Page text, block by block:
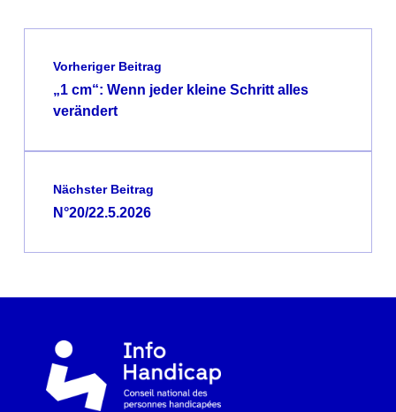
Beitragsnavigation
Vorheriger Beitrag
„1 cm“: Wenn jeder kleine Schritt alles
verändert
Nächster Beitrag
N°20/22.5.2026